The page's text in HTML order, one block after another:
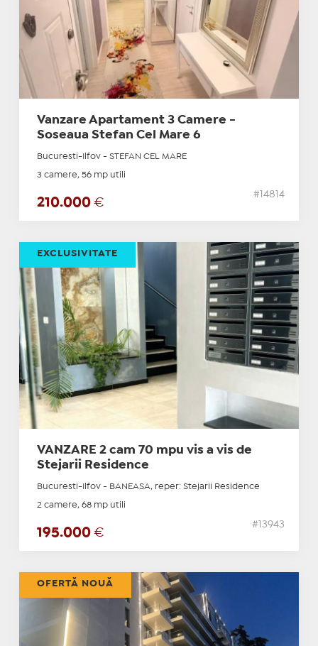
Vanzare Apartament 3 Camere -
Soseaua Stefan Cel Mare 6
Bucuresti-Ilfov - STEFAN CEL MARE
3 camere, 56 mp utili
210.000 €
#14814
VANZARE 2 cam 70 mpu vis a vis de
Stejarii Residence
Bucuresti-Ilfov - BANEASA, reper: Stejarii Residence
2 camere, 68 mp utili
195.000 €
#13943
EXCLUSIVITATE
OFERTĂ NOUĂ